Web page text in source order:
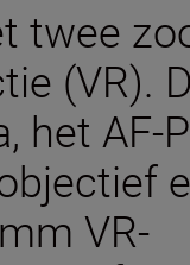
twee
(VR).
het AF-
VR-